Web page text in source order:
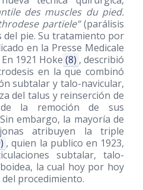
des muscles du pied.
partiele”(parálisis
del pie. Su tratamiento por
en la Presse Medicale
1921 Hoke (8) , describió
en la que combinó
subtalar y talo-navicular,
del talus y reinserción de
la remoción de sus
embargo, la mayoría de
atribuyen la triple
, quien la publico en 1923,
subtalar, talo-
la cual hoy por hoy
procedimiento.